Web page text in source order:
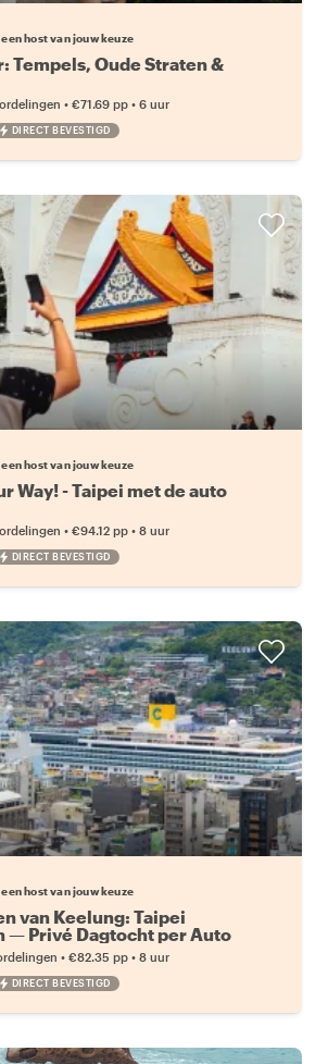
host van jouw keuze
Tempels, Oude Straten &
• €71.69 pp • 6 uur
DIRECT BEVESTIGD
jouw favoriete local
host van jouw keuze
Way! - Taipei met de auto
• €94.12 pp • 8 uur
DIRECT BEVESTIGD
jouw favoriete local
host van jouw keuze
van Keelung: Taipei
— Privé Dagtocht per Auto
• €82.35 pp • 8 uur
DIRECT BEVESTIGD